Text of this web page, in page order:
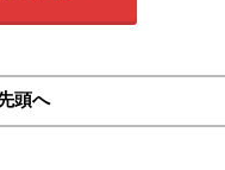
頭へ